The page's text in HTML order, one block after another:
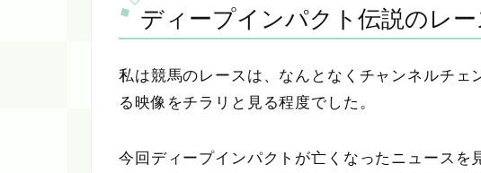
ディープインパクト伝説のレ
私は競馬のレースは、なんとなくチャンネルチェ
る映像をチラリと見る程度でした。
今回ディープインパクトが亡くなったニュースを